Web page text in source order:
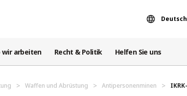
Deutsch
wir arbeiten Recht & Politik Helfen Sie uns
Waffen und Abrüstung Antipersonenminen